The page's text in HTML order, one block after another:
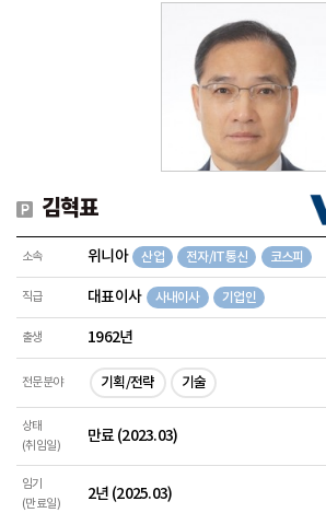
김혁표
소속 위니아 산업 전자/IT통신 코스피
직급 대표이사 사내이사 기업인
출생 1962년
전문분야 기획/전략 기술
상태
(취임일)
만료 (2023.03)
임기
(만료일)
2년 (2025.03)